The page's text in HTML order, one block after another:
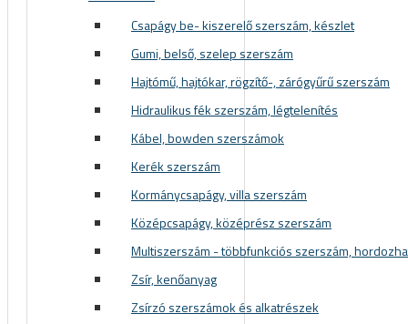
Csapágy be- kiszerelő szerszám, készlet
Gumi, belső, szelep szerszám
Hajtómű, hajtókar, rögzítő-, zárógyűrű szerszám
Hidraulikus fék szerszám, légtelenítés
Kábel, bowden szerszámok
Kerék szerszám
Kormánycsapágy, villa szerszám
Középcsapágy, középrész szerszám
Multiszerszám - többfunkciós szerszám,
Zsír, kenőanyag
Zsírzó szerszámok és alkatrészek